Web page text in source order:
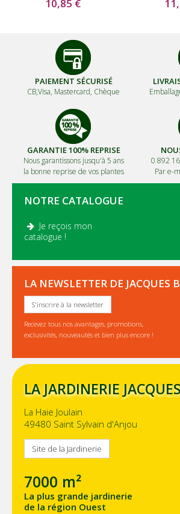
10,85 €
PAIEMENT SÉCURISÉ
CB,Visa, Mastercard, Chèque
GARANTIE 100% REPRISE
Nous garantissons jusqu'à 5 ans
la bonne reprise de vos plantes
0 892
Par e-
NOTRE CATALOGUE
Je reçois mon
catalogue !
LA NEWSLETTER DE JACQUES
S'inscrire à la newsletter
Recevez tous nos avantages, promotions,
exclusivités, nouveautés et bien plus encore !
LA JARDINERIE
La Haie Joulain
49480 Saint Sylvain d'Anjou
Site de la Jardinerie
7000 m²
La plus grande jardinerie
de la région Ouest